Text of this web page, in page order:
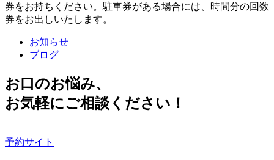
券をお持ちください。駐車券がある場合には、時間分の回数
券をお出しいたします。
お知らせ
ブログ
お口のお悩み、
お気軽にご相談ください！
予約サイト